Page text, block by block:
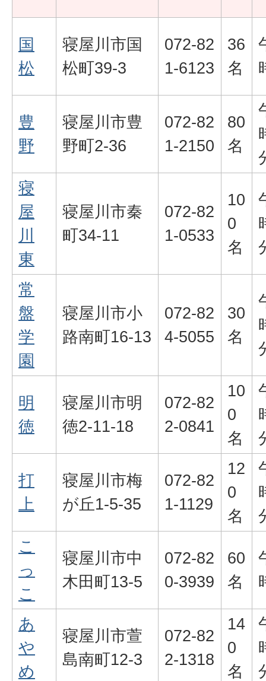
国
松
寝屋川市国
松町39-3
072-82
1-6123
36
名
豊
野
寝屋川市豊
野町2-36
072-82
1-2150
80
名
寝
屋
川
東
寝屋川市秦
町34-11
072-82
1-0533
10
0
名
常
盤
学
園
寝屋川市小
路南町16-13
072-82
4-5055
30
名
明
徳
寝屋川市明
徳2-11-18
072-82
2-0841
10
0
名
打
上
寝屋川市梅
が丘1-5-35
072-82
1-1129
12
0
名
こ
っ
こ
寝屋川市中
木田町13-5
072-82
0-3939
60
名
あ
や
め
寝屋川市萱
島南町12-3
072-82
2-1318
14
0
名